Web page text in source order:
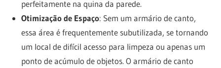
perfeitamente na quina da parede.
Otimização de Espaço: Sem um armário de canto,
essa área é frequentemente subutilizada, se tornando
um local de difícil acesso para limpeza ou apenas um
ponto de acúmulo de objetos. O armário de canto